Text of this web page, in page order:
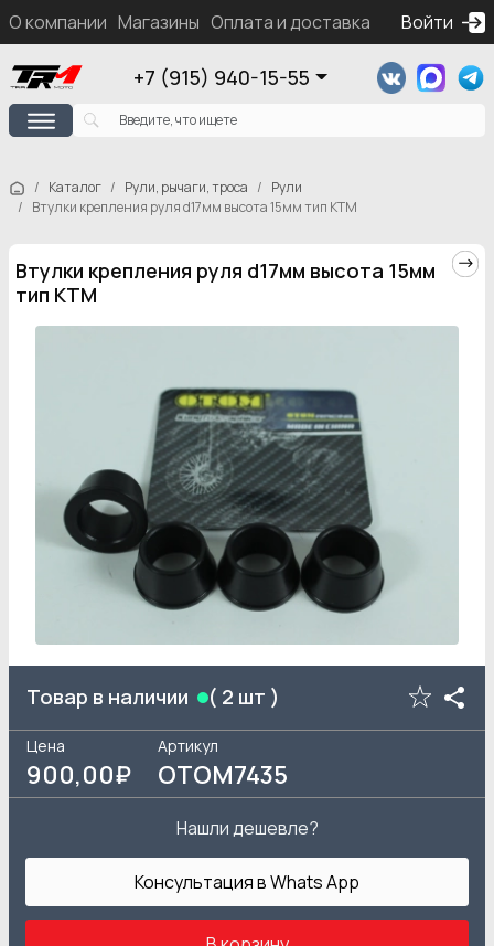
О компании Магазины Оплата и доставка Контакты
Войти
+7 (915) 940-15-55
Каталог Рули, рычаги, троса
Рули
Втулки крепления руля d17мм высота 15мм тип КТМ
Втулки крепления руля d17мм высота 15мм
тип КТМ
Товар в наличии ( 2 шт )
Цена
900,00₽
Артикул
OTOM7435
Нашли дешевле?
Консультация в Whats App